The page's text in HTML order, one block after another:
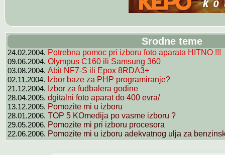
Srodne teme
24.02.2004. Potrebna pomoc pri izboru foto aparata HITNO !!!
09.06.2004. Olympus C160 ili Samsung 360
03.08.2004. Abit NF7-S ili Epox 8RDA3+
02.11.2004. Izbor baze za PHP programiranje?
21.12.2004. Izbor za fudbalera godine
28.04.2005. dgitalni foto aparat do 400 evra/
13.12.2005. Pomozite mi u izboru
28.01.2006. TOP 5 KOmedija po vasme izboru ?
29.05.2006. Pomozite mi pri izboru procesora
22.06.2006. Pomozite mi u izboru adekvatnog ulja za